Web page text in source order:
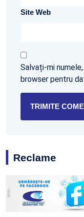
Site Web
Salvați-mi
browser pentru
Reclame